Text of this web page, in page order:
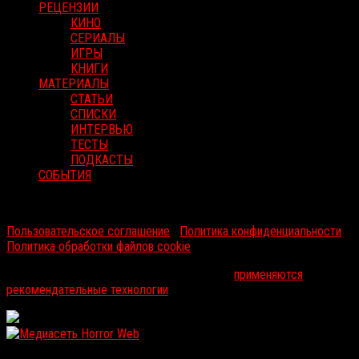
РЕЦЕНЗИИ
КИНО
СЕРИАЛЫ
ИГРЫ
КНИГИ
МАТЕРИАЛЫ
СТАТЬИ
СПИСКИ
ИНТЕРВЬЮ
ТЕСТЫ
ПОДКАСТЫ
СОБЫТИЯ
Пользовательское соглашение
Политика конфиденциальности
Политика обработки файлов cookie
применяются
рекомендательные технологии